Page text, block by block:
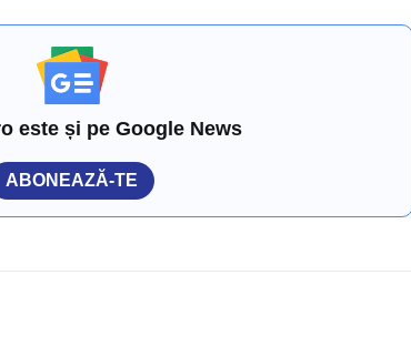
este și pe Google News
ABONEAZĂ-TE